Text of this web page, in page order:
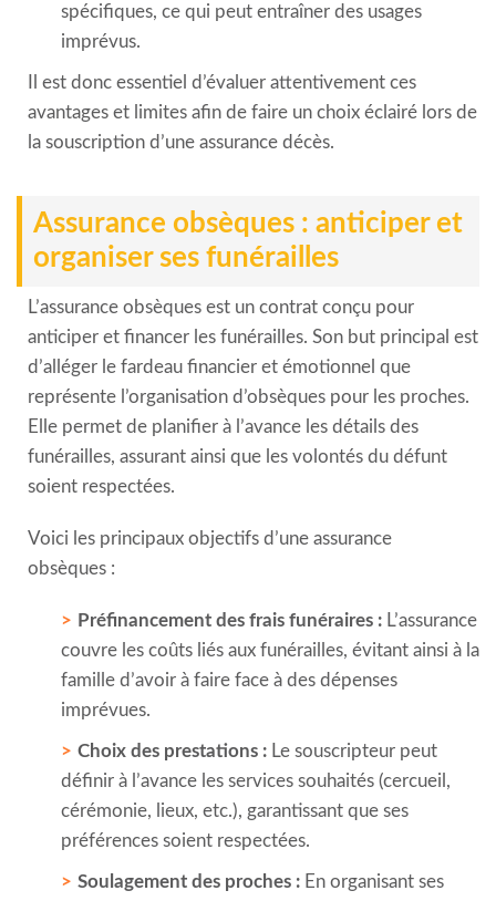
spécifiques, ce qui peut entraîner des usages
imprévus.
Il est donc essentiel d’évaluer attentivement ces
avantages et limites afin de faire un choix éclairé lors de
la souscription d’une assurance décès.
Assurance obsèques : anticiper et
organiser ses funérailles
L’assurance obsèques est un contrat conçu pour
anticiper et financer les funérailles. Son but principal est
d’alléger le fardeau financier et émotionnel que
représente l’organisation d’obsèques pour les proches.
Elle permet de planifier à l’avance les détails des
funérailles, assurant ainsi que les volontés du défunt
soient respectées.
Voici les principaux objectifs d’une assurance
obsèques :
Préfinancement des frais funéraires : L’assurance
couvre les coûts liés aux funérailles, évitant ainsi à la
famille d’avoir à faire face à des dépenses
imprévues.
Choix des prestations : Le souscripteur peut
définir à l’avance les services souhaités (cercueil,
cérémonie, lieux, etc.), garantissant que ses
préférences soient respectées.
Soulagement des proches : En organisant ses